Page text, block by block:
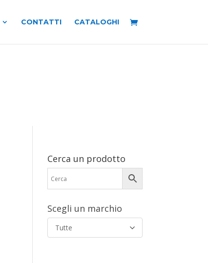
CONTATTI CATALOGHI
Cerca un prodotto
Scegli un marchio
Tutte